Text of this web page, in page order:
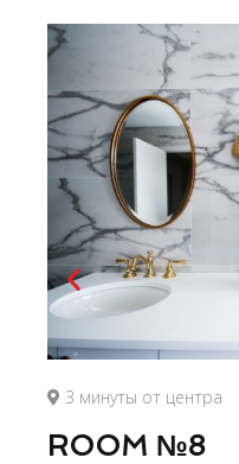
3 минуты от центра
ROOM №8